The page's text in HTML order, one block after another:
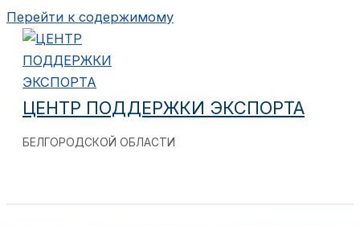
Перейти к содержимому
ЦЕНТР ПОДДЕРЖКИ ЭКСПОРТА
БЕЛГОРОДСКОЙ ОБЛАСТИ